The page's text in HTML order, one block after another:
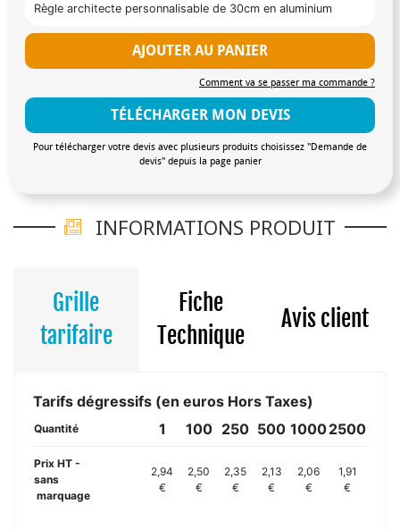
Règle architecte personnalisable de 30cm en aluminium
AJOUTER AU PANIER
Comment va se passer ma commande ?
TÉLÉCHARGER MON DEVIS
Pour télécharger votre devis avec plusieurs produits choisissez "Demande de
devis" depuis la page panier
INFORMATIONS PRODUIT
Grille
tarifaire
Fiche
Technique
Avis client
Tarifs dégressifs (en euros Hors Taxes)
Quantité 1 100 250 500 10002500
Prix HT -
sans
marquage
2,94
€
2,50
€
2,35
€
2,13
€
2,06
€
1,91
€